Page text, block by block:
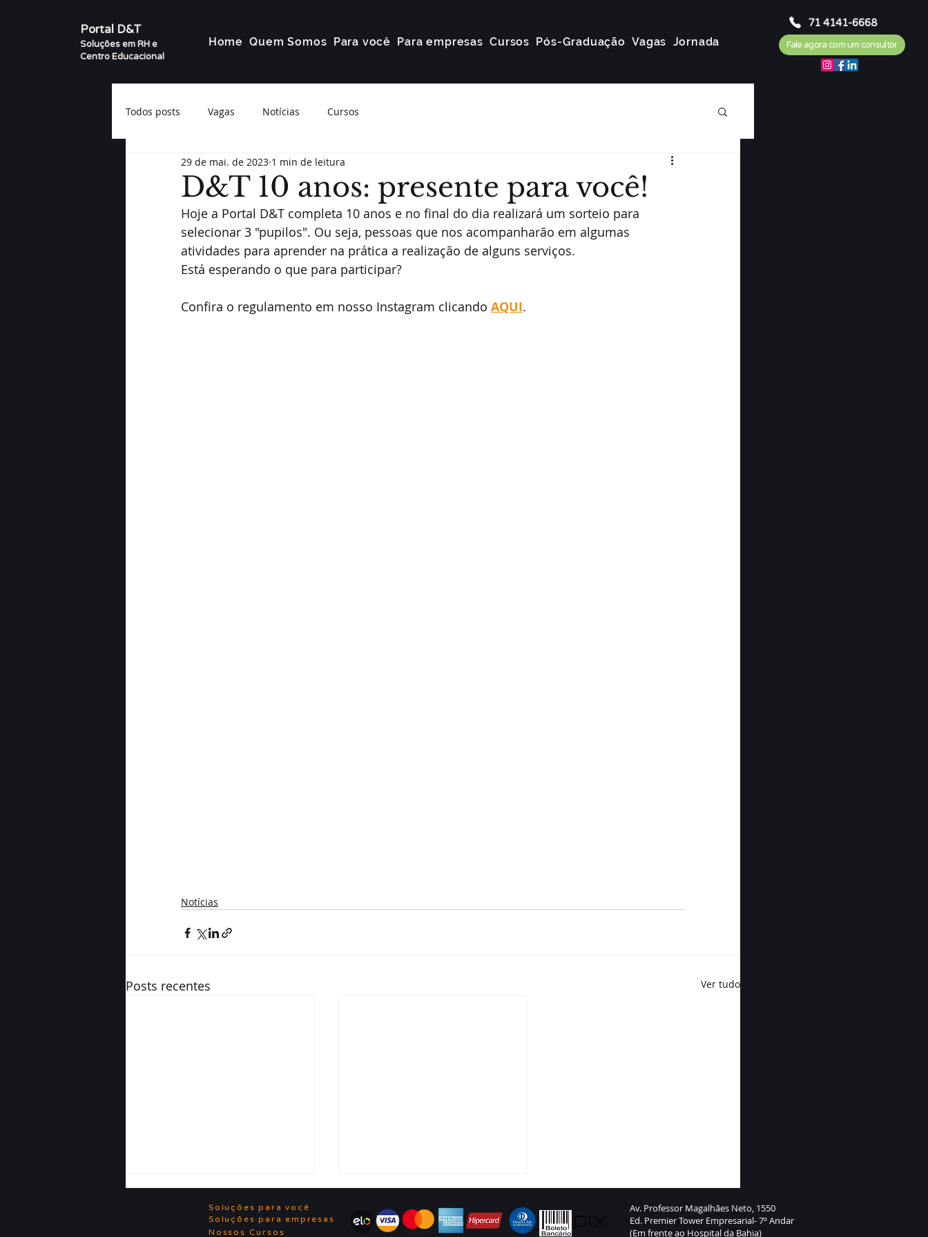
Portal D&T
Soluções em RH e
Centro Educacional
Home Quem Somos Para você Para empresas Cursos Pós-Graduação Vagas Jornada
71 4141-6668
Fale agora com um consultor
Todos posts Vagas Notícias Cursos
D&T 10 anos: presente para você!
29 de mai. de 2023 1 min de leitura
Hoje a Portal D&T completa 10 anos e no final do dia realizará um sorteio para
selecionar 3 "pupilos". Ou seja, pessoas que nos acompanharão em algumas
atividades para aprender na prática a realização de alguns serviços.
Está esperando o que para participar?
Confira o regulamento em nosso Instagram clicando AQUI.
Notícias
Posts recentes Ver tudo
Soluções para você
Soluções para empresas
Nossos Cursos
Av. Professor Magalhães Neto, 1550
Ed. Premier Tower Empresarial- 7º Andar
(Em frente ao Hospital da Bahia)